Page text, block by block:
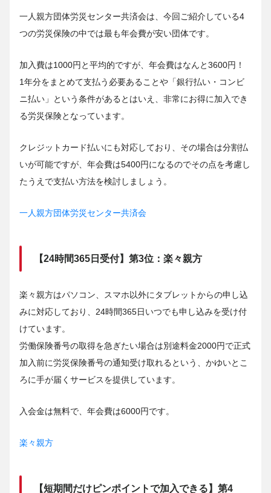
一人親方団体労災センター共済会は、今回ご紹介している4
つの労災保険の中では最も年会費が安い団体です。
加入費は1000円と平均的ですが、年会費はなんと3600円！
1年分をまとめて支払う必要あることや「銀行払い・コンビ
ニ払い」という条件があるとはいえ、非常にお得に加入でき
る労災保険となっています。
クレジットカード払いにも対応しており、その場合は分割払
いが可能ですが、年会費は5400円になるのでその点を考慮し
たうえで支払い方法を検討しましょう。
一人親方団体労災センター共済会
【24時間365日受付】第3位：楽々親方
楽々親方はパソコン、スマホ以外にタブレットからの申し込
みに対応しており、24時間365日いつでも申し込みを受け付
けています。
労働保険番号の取得を急ぎたい場合は別途料金2000円で正式
加入前に労災保険番号の通知受け取れるという、かゆいとこ
ろに手が届くサービスを提供しています。
入会金は無料で、年会費は6000円です。
楽々親方
【短期間だけピンポイントで加入できる】第4